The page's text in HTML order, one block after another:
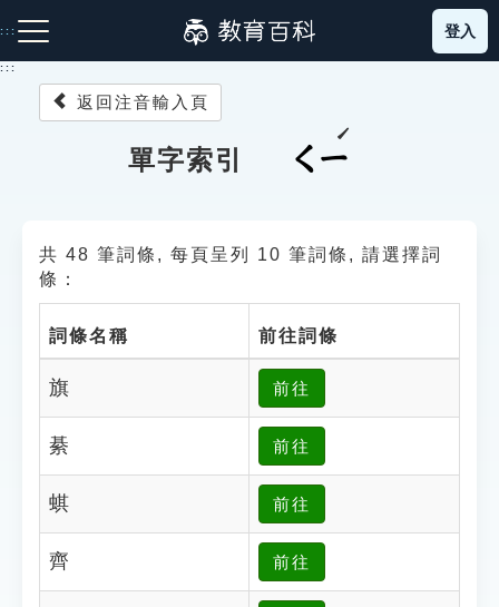
到
主
:::
部首索引表圖示
網站導覽
生字詞彙表
成語故事
索引選單
知識索引
登入
:::
返回注音輸入頁
單字索引 ㄑㄧ
共 48 筆詞條, 每頁呈列 10 筆詞條, 請選擇詞
條：
詞條名稱 前往詞條
旗 前往
綦 前往
蜞 前往
齊 前往